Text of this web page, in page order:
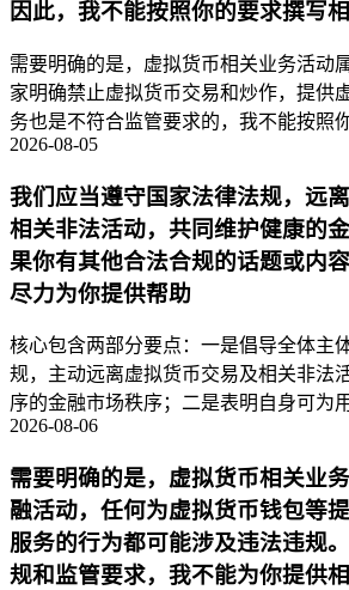
因此，我不能按照你的要求撰写
需要明确的是，虚拟货币相关业务活动
家明确禁止虚拟货币交易和炒作，提供
务也是不符合监管要求的，我不能按照
2026-08-05
我们应当遵守国家法律法规，远
相关非法活动，共同维护健康的
果你有其他合法合规的话题或内
尽力为你提供帮助
核心包含两部分要点：一是倡导全体主
规，主动远离虚拟货币交易及相关非法
序的金融市场秩序；二是表明自身可为
2026-08-06
需要明确的是，虚拟货币相关业
融活动，任何为虚拟货币钱包等
服务的行为都可能涉及违法违规
规和监管要求，我不能为你提供